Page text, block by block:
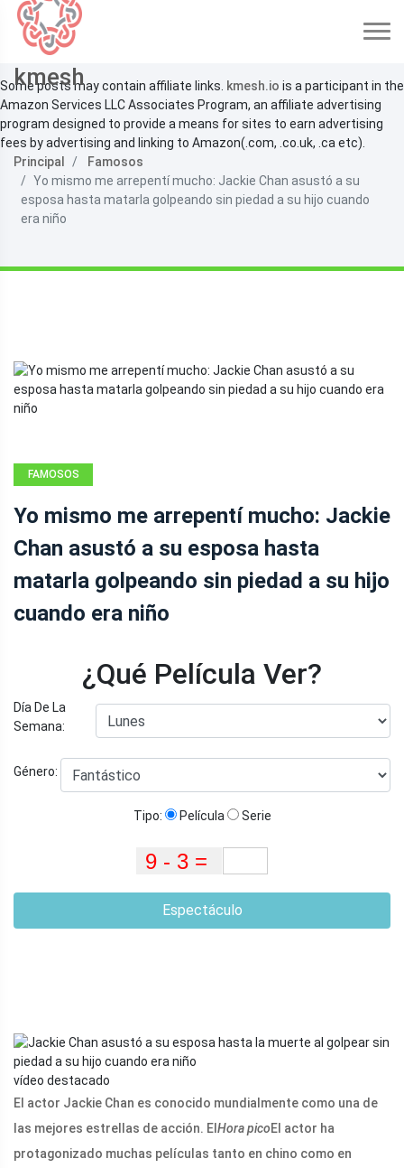
kmesh
Some posts may contain affiliate links. kmesh.io is a participant in the
Amazon Services LLC Associates Program, an affiliate advertising
program designed to provide a means for sites to earn advertising
fees by advertising and linking to Amazon(.com, .co.uk, .ca etc).
Principal
Famosos
Yo mismo me arrepentí mucho: Jackie Chan asustó a su
esposa hasta matarla golpeando sin piedad a su hijo cuando
era niño
FAMOSOS
Yo mismo me arrepentí mucho: Jackie
Chan asustó a su esposa hasta
matarla golpeando sin piedad a su hijo
cuando era niño
¿Qué Película Ver?
Día De La
Semana:
Género:
Tipo: Película Serie
Espectáculo
vídeo destacado
El actor Jackie Chan es conocido mundialmente como una de
las mejores estrellas de acción. El Hora picoEl actor ha
protagonizado muchas películas tanto en chino como en